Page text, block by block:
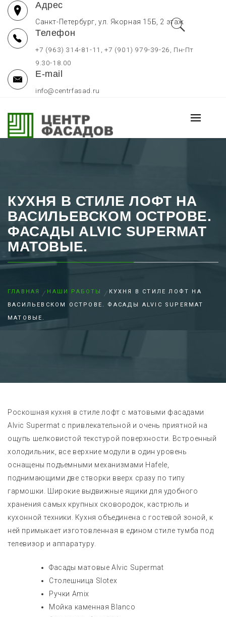
Перейти
содержимому
Адрес
Санкт-Петербург, ул. Якорная 15Б, 2 этаж
Телефон
+7 (963) 314-81-11, +7 (901) 979-39-26, Пн-Пт
9.30-18.00
E-mail
info@centrfasad.ru
ФАСАДЫ И КУХНИ НА ЗАКАЗ
В СПБ, СТОЛЕШНИЦЫ
Основное
меню
КУХНЯ В СТИЛЕ ЛОФТ НА
ВАСИЛЬЕВСКОМ ОСТРОВЕ.
ФАСАДЫ ALVIC SUPERMAT
МАТОВЫЕ.
ГЛАВНАЯ НАШИ РАБОТЫ
КУХНЯ В СТИЛЕ ЛОФТ НА
ВАСИЛЬЕВСКОМ ОСТРОВЕ. ФАСАДЫ ALVIC SUPERMAT
МАТОВЫЕ.
Роскошная кухня в стиле лофт с матовыми фасадами
Alvic Supermat с привлекательной и очень приятной на
ощупь шелковистой текстурой поверхности. Встроенный
холодильник, все верхние модули в один уровень
оснащены подъемными механизмами Hafele,
поднимающими две створки вверх сразу по типу
гармошки. Широкие выдвижные ящики для удобного
хранения самых крупных сковородок, кастрюль и
кухонной техники. Кухня объединена с гостевой зоной, к
ней примыкает изготовленная в едином стиле тумба под
телевизор и аппаратуру.
Фасады матовые Alvic Supermat
Столешница Slotex
Ручки Amix
Мойка каменная Blanco